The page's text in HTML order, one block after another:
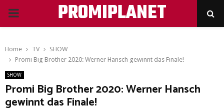
PRIMARY
PROMIPLANET
Home TV
SHOW
Promi Big Brother 2020: Werner Hansch gewinnt das Finale!
SHOW
Promi Big Brother 2020: Werner Hansch
gewinnt das Finale!